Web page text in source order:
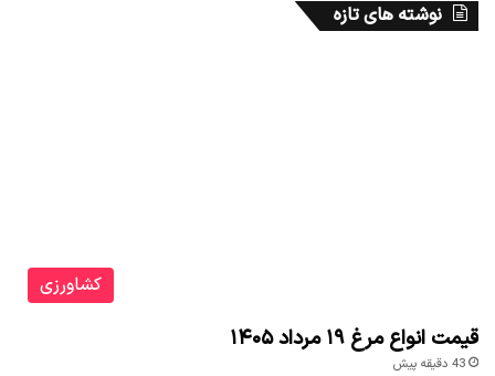
نوشته های تازه
کشاورزی
قیمت انواع مرغ ۱۹ مرداد ۱۴۰۵
43 دقیقه پیش